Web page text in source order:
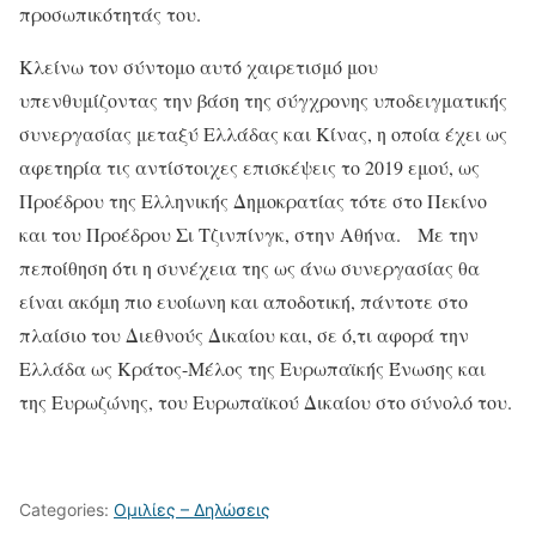
προσωπικότητάς του.
Κλείνω τον σύντομο αυτό χαιρετισμό μου
υπενθυμίζοντας την βάση της σύγχρονης υποδειγματικής
συνεργασίας μεταξύ Ελλάδας και Κίνας, η οποία έχει ως
αφετηρία τις αντίστοιχες επισκέψεις το 2019 εμού, ως
Προέδρου της Eλληνικής Δημοκρατίας τότε στο Πεκίνο
και του Προέδρου Σι Τζινπίνγκ, στην Αθήνα. Με την
πεποίθηση ότι η συνέχεια της ως άνω συνεργασίας θα
είναι ακόμη πιο ευοίωνη και αποδοτική, πάντοτε στο
πλαίσιο του Διεθνούς Δικαίου και, σε ό,τι αφορά την
Ελλάδα ως Κράτος-Μέλος της Ευρωπαϊκής Ένωσης και
της Ευρωζώνης, του Ευρωπαϊκού Δικαίου στο σύνολό του.
Categories: Ομιλίες – Δηλώσεις